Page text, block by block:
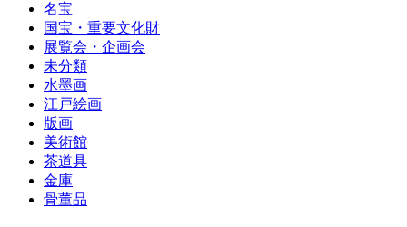
名宝
国宝・重要文化財
展覧会・企画会
未分類
水墨画
江戸絵画
版画
美術館
茶道具
金庫
骨董品